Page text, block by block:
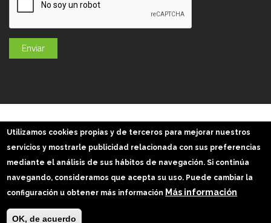
Imágenes slider: Freepik
Utilizamos cookies propias y de terceros para mejorar nuestros
servicios y mostrarle publicidad relacionada con sus preferencias
mediante el análisis de sus hábitos de navegación. Si continúa
navegando, consideramos que acepta su uso. Puede cambiar la
configuración u obtener más información Más información
OK, de acuerdo